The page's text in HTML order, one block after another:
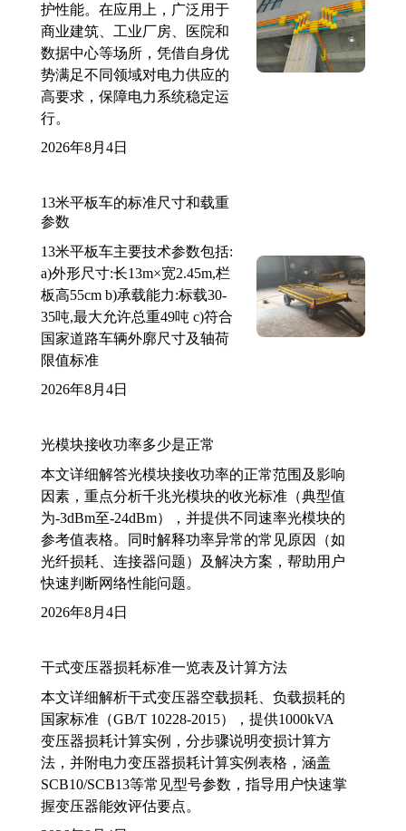
护性能。在应用上，广泛用于
商业建筑、工业厂房、医院和
数据中心等场所，凭借自身优
势满足不同领域对电力供应的
高要求，保障电力系统稳定运
行。
2026年8月4日
13米平板车的标准尺寸和载重
参数
13米平板车主要技术参数包括:
a)外形尺寸:长13m×宽2.45m,栏
板高55cm b)承载能力:标载30-
35吨,最大允许总重49吨 c)符合
国家道路车辆外廓尺寸及轴荷
限值标准
2026年8月4日
光模块接收功率多少是正常
本文详细解答光模块接收功率的正常范围及影响
因素，重点分析千兆光模块的收光标准（典型值
为-3dBm至-24dBm），并提供不同速率光模块的
参考值表格。同时解释功率异常的常见原因（如
光纤损耗、连接器问题）及解决方案，帮助用户
快速判断网络性能问题。
2026年8月4日
干式变压器损耗标准一览表及计算方法
本文详细解析干式变压器空载损耗、负载损耗的
国家标准（GB/T 10228-2015），提供1000kVA
变压器损耗计算实例，分步骤说明变损计算方
法，并附电力变压器损耗计算实例表格，涵盖
SCB10/SCB13等常见型号参数，指导用户快速掌
握变压器能效评估要点。